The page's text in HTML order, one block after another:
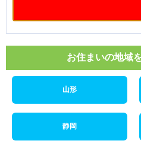
お住まいの地域
山形
静岡